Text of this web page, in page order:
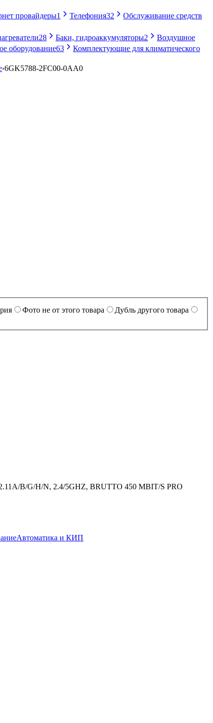
провайдеры1 Телефония32
Обслуживание средств
28 Баки, гидроаккумуляторы2
Воздушное
оборудование63
Комплектующие для климатического
›6GK5788-2FC00-0AA0
Фото не от этого товара
Дубль другого товара
B/G/H/N, 2.4/5GHZ, BRUTTO 450 MBIT/S PRO
Автоматика и КИП